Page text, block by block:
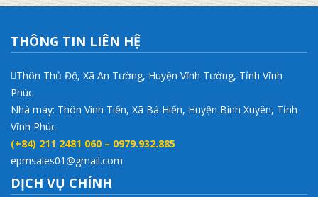
THÔNG TIN LIÊN HỆ
Thôn Thủ Độ, Xã An Tường, Huyện Vĩnh Tường, Tỉnh Vĩnh
Phúc
Nhà máy: Thôn Vinh Tiến, Xã Bá Hiến, Huyện Bình Xuyên, Tỉnh
Vĩnh Phúc
(+84) 211 2481 060 – 0979.932.885
epmsales01@gmail.com
DỊCH VỤ CHÍNH